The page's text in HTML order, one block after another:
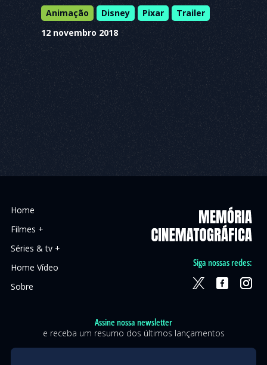
Animação Disney Pixar
Trailer
12 novembro 2018
Home
Filmes +
Séries & tv +
Home Vídeo
Sobre
Assine nossa newsletter
e receba um resumo dos últimos lançamentos
Siga nossas redes: